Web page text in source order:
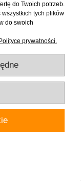
1, 97-400 Bełchatów |
|
do Twoich potrzeb.
tych plików
do swoich
prywatności.